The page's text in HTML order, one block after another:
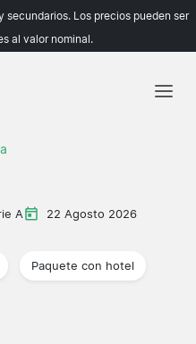
secundarios. Los precios pueden ser
al valor nominal.
A 22 Agosto 2026
Paquete con hotel